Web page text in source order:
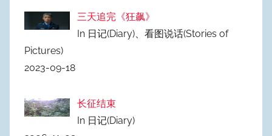
三天追完《狂飙》
In 日记(Diary)、看图说话(Stories of
Pictures)
2023-09-18
长征结束
In 日记(Diary)